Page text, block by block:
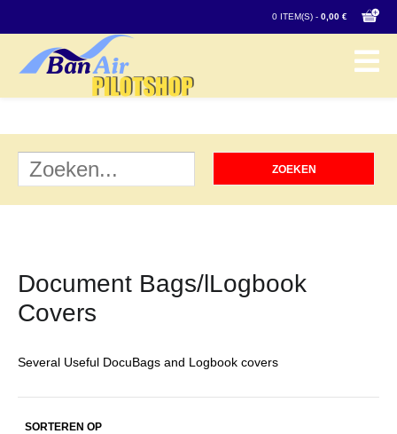
0 ITEM(S) - 0,00 €
Document Bags/lLogbook
Covers
Several Useful DocuBags and Logbook covers
SORTEREN OP